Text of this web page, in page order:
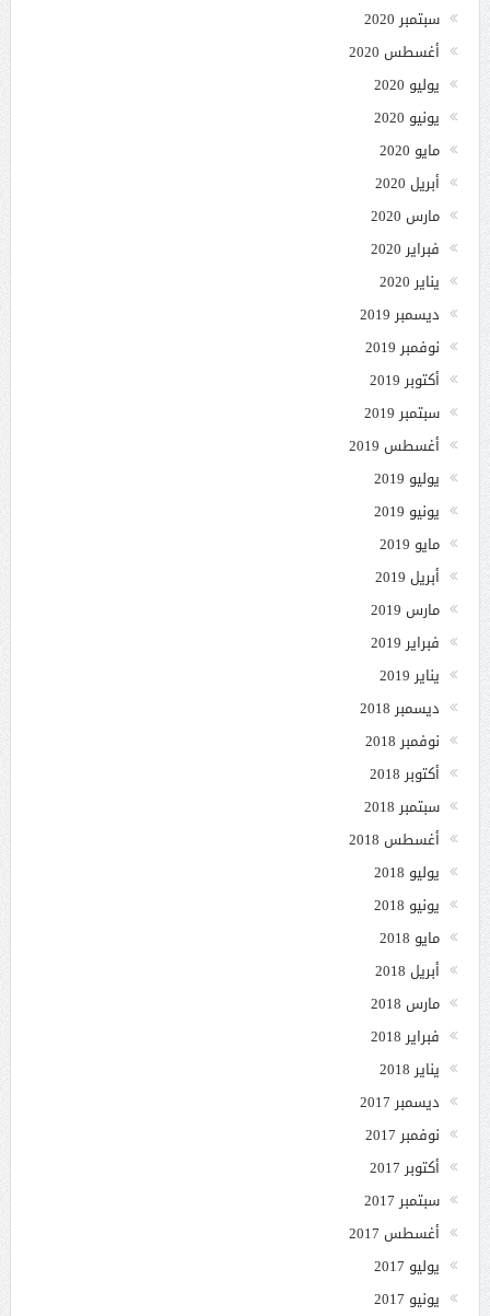
سبتمبر 2020
أغسطس 2020
يوليو 2020
يونيو 2020
مايو 2020
أبريل 2020
مارس 2020
فبراير 2020
يناير 2020
ديسمبر 2019
نوفمبر 2019
أكتوبر 2019
سبتمبر 2019
أغسطس 2019
يوليو 2019
يونيو 2019
مايو 2019
أبريل 2019
مارس 2019
فبراير 2019
يناير 2019
ديسمبر 2018
نوفمبر 2018
أكتوبر 2018
سبتمبر 2018
أغسطس 2018
يوليو 2018
يونيو 2018
مايو 2018
أبريل 2018
مارس 2018
فبراير 2018
يناير 2018
ديسمبر 2017
نوفمبر 2017
أكتوبر 2017
سبتمبر 2017
أغسطس 2017
يوليو 2017
يونيو 2017